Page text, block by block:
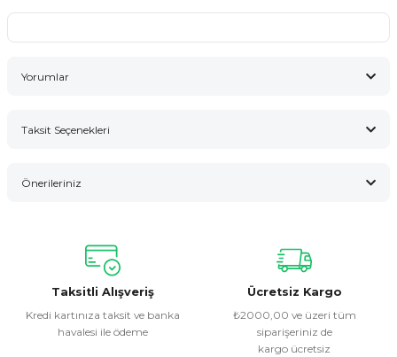
Yorumlar
Taksit Seçenekleri
Önerileriniz
konularda yetersiz gördüğünüz noktaları öneri formunu
kullanarak tarafımıza iletebilirsiniz.
Görüş ve önerileriniz için teşekkür ederiz.
Ürün resmi kalitesiz, bozuk veya görüntülenemiyor.
Taksitli Alışveriş
Kredi kartınıza taksit ve banka
havalesi ile ödeme
Ücretsiz Kargo
₺2000,00 ve üzeri tüm
siparişeriniz de
kargo ücretsiz